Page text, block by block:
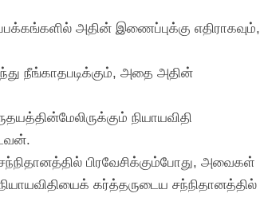
அதின் இணைப்புக்கு எதிராகவும்,
நீங்காதபடிக்கும், அதை அதின்
நியாயவிதி
பிரவேசிக்கும்போது, அவைகள்
கர்த்தருடைய சந்நிதானத்தில்